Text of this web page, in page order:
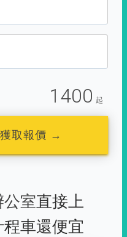
1400 起
取報價 →
公室直接上
車還便宜